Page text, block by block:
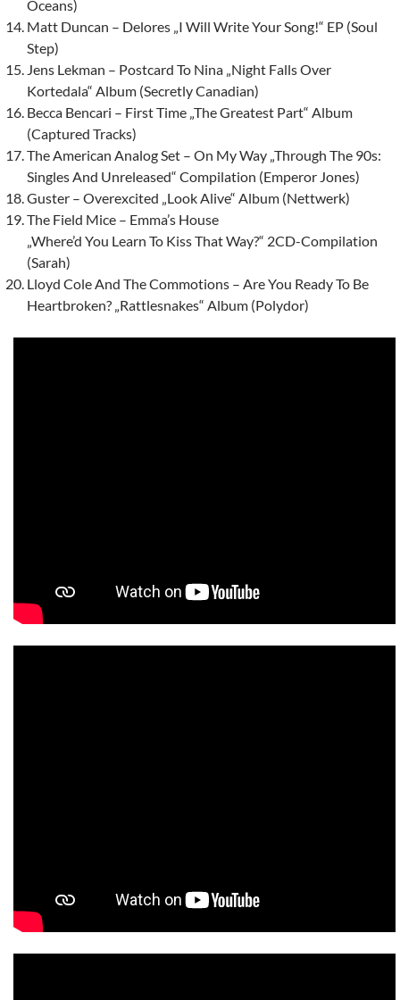
Oceans)
Matt Duncan – Delores „I Will Write Your Song!“ EP (Soul
Step)
Jens Lekman – Postcard To Nina „Night Falls Over
Kortedala“ Album (Secretly Canadian)
Becca Bencari – First Time „The Greatest Part“ Album
(Captured Tracks)
The American Analog Set – On My Way „Through The 90s:
Singles And Unreleased“ Compilation (Emperor Jones)
Guster – Overexcited „Look Alive“ Album (Nettwerk)
The Field Mice – Emma’s House
„Where’d You Learn To Kiss That Way?“ 2CD-Compilation
(Sarah)
Lloyd Cole And The Commotions – Are You Ready To Be
Heartbroken? „Rattlesnakes“ Album (Polydor)